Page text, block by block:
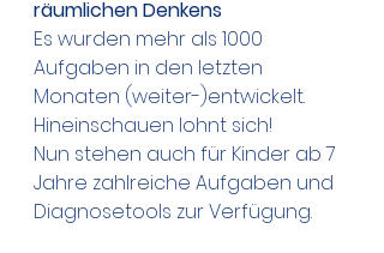
räumlichen Denkens
Es wurden mehr als 1000
Aufgaben in den letzten
Monaten (weiter-)entwickelt.
Hineinschauen lohnt sich!
Nun stehen auch für Kinder ab 7
Jahre zahlreiche Aufgaben und
Diagnosetools zur Verfügung.